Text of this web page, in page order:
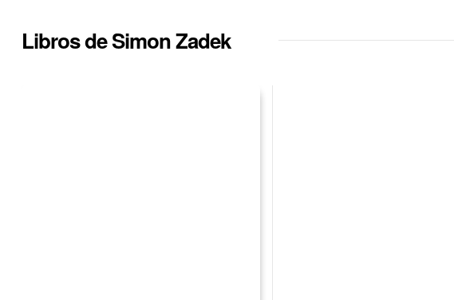
Libros de Simon Zadek